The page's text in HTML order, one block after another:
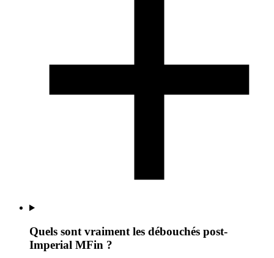
Quels sont vraiment les débouchés post-
Imperial MFin ?